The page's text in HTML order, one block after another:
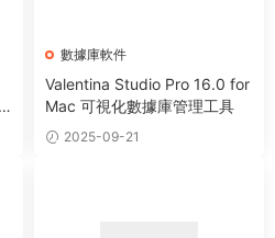
數據庫軟件
Valentina Studio Pro 16.0 for
Mac 可視化數據庫管理工具
2025-09-21